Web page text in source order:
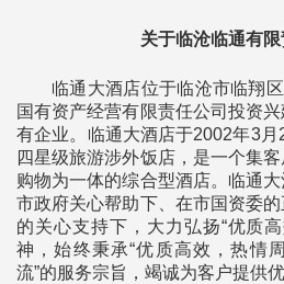
关于临沧临通有限
临通大酒店位于临沧市临翔
国有资产经营有限责任公司投资
有企业。临通大酒店于2002年3
四星级旅游涉外饭店，是一个集
购物为一体的综合型酒店。临通大
市政府关心帮助下、在市国资委
的关心支持下，大力弘扬“优质
神，始终秉承“优质高效，热情
流”的服务宗旨，竭诚为客户提供